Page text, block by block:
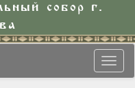
собор г.